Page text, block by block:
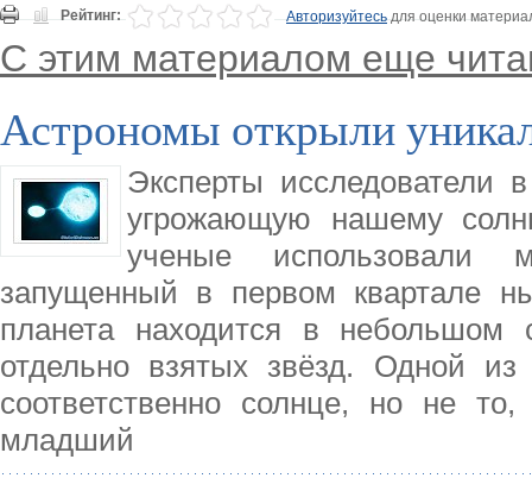
Рейтинг: Авторизуйтесьдля оценки
С этим материалом еще
Астрономы открыли
Эксперты исследователи
угрожающую нашему
ученые использовали
запущенный в первом квартале
планета находится в небольшом
отдельно взятых звёзд. Одной
соответственно солнце, но не
младший